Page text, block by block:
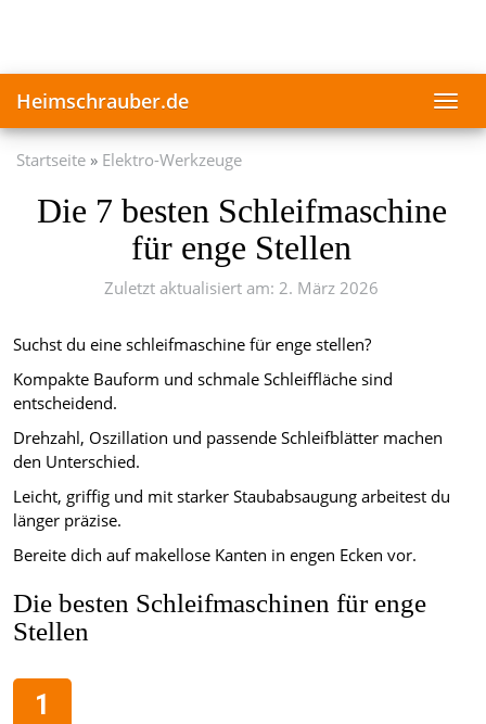
Heimschrauber.de
Startseite Elektro-Werkzeuge
Die 7 besten Schleifmaschine
für enge Stellen
Zuletzt aktualisiert am: 2. März 2026
Suchst du eine schleifmaschine für enge stellen?
Kompakte Bauform und schmale Schleiffläche sind
entscheidend.
Drehzahl, Oszillation und passende Schleifblätter machen
den Unterschied.
Leicht, griffig und mit starker Staubabsaugung arbeitest du
länger präzise.
Bereite dich auf makellose Kanten in engen Ecken vor.
Die besten Schleifmaschinen für enge
Stellen